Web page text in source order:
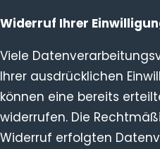
Widerruf Ihrer
Viele
Ihrer ausdrücklichen
können eine bereits
widerrufen. Die
Widerruf erfolgten